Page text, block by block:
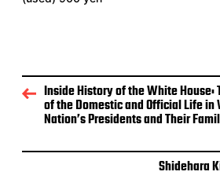
Inside History of the White House:
of the Domestic and Official Life
Nation’s Presidents and Their
Shidehara